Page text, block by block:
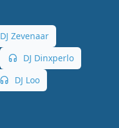
DJ Zevenaar
DJ Dinxperlo
DJ Loo